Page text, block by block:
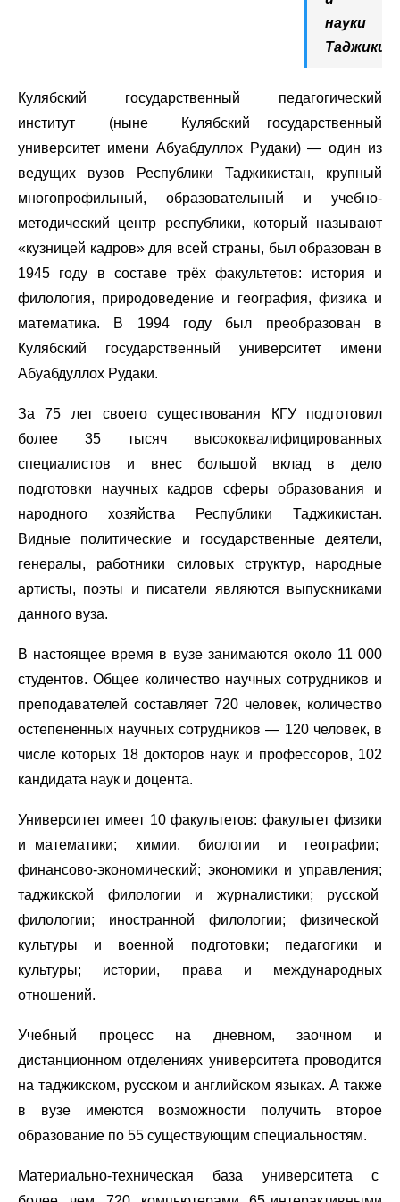
науки
Кулябский государственный педагогический
институт (ныне Кулябский государственный
университет имени Абуабдуллох Рудаки) — один из
ведущих вузов Республики Таджикистан, крупный
многопрофильный, образовательный и учебно-
методический центр республики, который называют
«кузницей кадров» для всей страны, был образован в
1945 году в составе трёх факультетов: история и
филология, природоведение и география, физика и
математика. В 1994 году был преобразован в
Кулябский государственный университет имени
Абуабдуллох Рудаки.
За 75 лет своего существования КГУ подготовил
более 35 тысяч высококвалифицированных
специалистов и внес большой вклад в дело
подготовки научных кадров сферы образования и
народного хозяйства Республики Таджикистан.
Видные политические и государственные деятели,
генералы, работники силовых структур, народные
артисты, поэты и писатели являются выпускниками
данного вуза.
В настоящее время в вузе занимаются около 11 000
студентов. Общее количество научных сотрудников и
преподавателей составляет 720 человек, количество
остепененных научных сотрудников — 120 человек, в
числе которых 18 докторов наук и профессоров, 102
кандидата наук и доцента.
Университет имеет 10 факультетов: факультет физики
и математики; химии, биологии и географии;
финансово-экономический; экономики и управления;
таджикской филологии и журналистики; русской
филологии; иностранной филологии; физической
культуры и военной подготовки; педагогики и
культуры; истории, права и международных
отношений.
Учебный процесс на дневном, заочном и
дистанционном отделениях университета проводится
на таджикском, русском и английском языках. А также
в вузе имеются возможности получить второе
образование по 55 существующим специальностям.
Материально-техническая база университета с